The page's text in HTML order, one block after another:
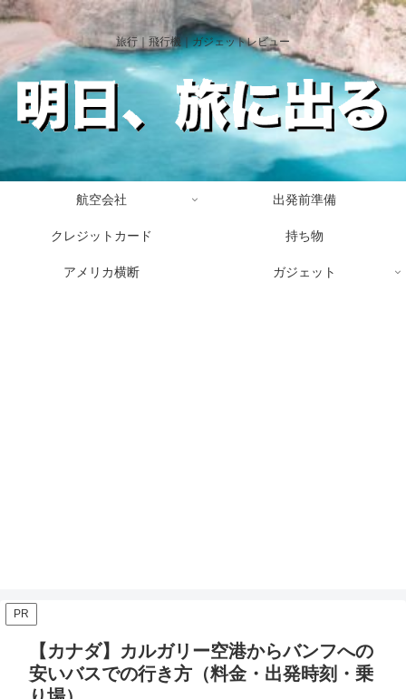
旅行｜飛行機｜ガジェットレビュー
航空会社 出発前準備
クレジットカード 持ち物
アメリカ横断 ガジェット
PR
【カナダ】カルガリー空港からバンフへの
安いバスでの行き方（料金・出発時刻・乗